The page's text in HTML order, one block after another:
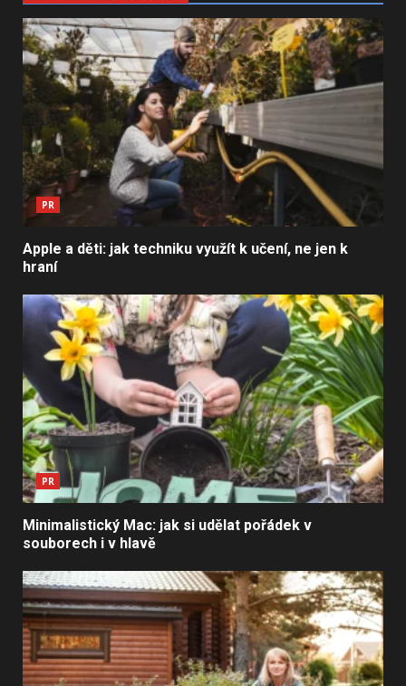
PR
Apple a děti: jak techniku využít k učení, ne jen k
hraní
PR
Minimalistický Mac: jak si udělat pořádek v
souborech i v hlavě